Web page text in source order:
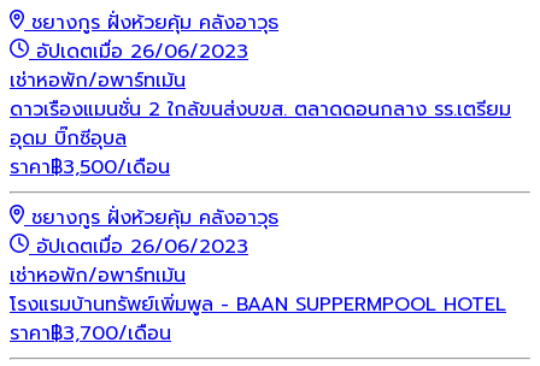
ชยางกูร ฝั่งห้วยคุ้ม คลังอาวุธ
อัปเดตเมื่อ 26/06/2023
เช่าหอพัก/อพาร์ทเม้น
ดาวเรืองแมนชั่น 2 ใกล้ขนส่งบขส. ตลาดดอนกลาง รร.เตรียม
อุดม บิ๊กซีอุบล
ราคา฿3,500/เดือน
ชยางกูร ฝั่งห้วยคุ้ม คลังอาวุธ
อัปเดตเมื่อ 26/06/2023
เช่าหอพัก/อพาร์ทเม้น
โรงแรมบ้านทรัพย์เพิ่มพูล - BAAN SUPPERMPOOL HOTEL
ราคา฿3,700/เดือน